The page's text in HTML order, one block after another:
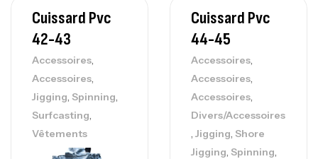
Cuissard Pvc
42-43
Accessoires,
Accessoires,
Jigging, Spinning,
Surfcasting,
Vêtements
Cuissard Pvc
44-45
Accessoires,
Accessoires,
Accessoires,
Divers/Accessoires
, Jigging, Shore
Jigging, Spinning,